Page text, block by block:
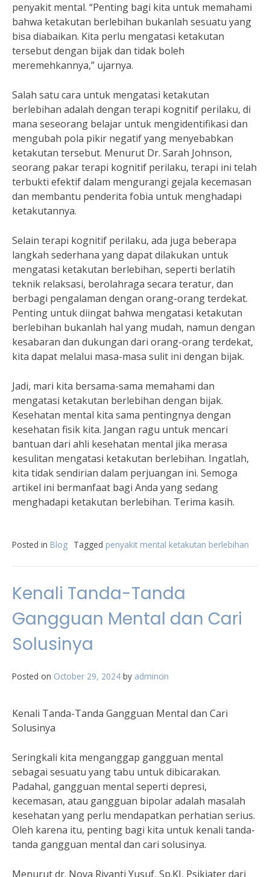
penyakit mental. “Penting bagi kita untuk memahami
bahwa ketakutan berlebihan bukanlah sesuatu yang
bisa diabaikan. Kita perlu mengatasi ketakutan
tersebut dengan bijak dan tidak boleh
meremehkannya,” ujarnya.
Salah satu cara untuk mengatasi ketakutan
berlebihan adalah dengan terapi kognitif perilaku, di
mana seseorang belajar untuk mengidentifikasi dan
mengubah pola pikir negatif yang menyebabkan
ketakutan tersebut. Menurut Dr. Sarah Johnson,
seorang pakar terapi kognitif perilaku, terapi ini telah
terbukti efektif dalam mengurangi gejala kecemasan
dan membantu penderita fobia untuk menghadapi
ketakutannya.
Selain terapi kognitif perilaku, ada juga beberapa
langkah sederhana yang dapat dilakukan untuk
mengatasi ketakutan berlebihan, seperti berlatih
teknik relaksasi, berolahraga secara teratur, dan
berbagi pengalaman dengan orang-orang terdekat.
Penting untuk diingat bahwa mengatasi ketakutan
berlebihan bukanlah hal yang mudah, namun dengan
kesabaran dan dukungan dari orang-orang terdekat,
kita dapat melalui masa-masa sulit ini dengan bijak.
Jadi, mari kita bersama-sama memahami dan
mengatasi ketakutan berlebihan dengan bijak.
Kesehatan mental kita sama pentingnya dengan
kesehatan fisik kita. Jangan ragu untuk mencari
bantuan dari ahli kesehatan mental jika merasa
kesulitan mengatasi ketakutan berlebihan. Ingatlah,
kita tidak sendirian dalam perjuangan ini. Semoga
artikel ini bermanfaat bagi Anda yang sedang
menghadapi ketakutan berlebihan. Terima kasih.
Posted in Blog Tagged penyakit mental ketakutan berlebihan
Kenali Tanda-Tanda
Gangguan Mental dan Cari
Solusinya
Posted on October 29, 2024 by admincin
Kenali Tanda-Tanda Gangguan Mental dan Cari
Solusinya
Seringkali kita menganggap gangguan mental
sebagai sesuatu yang tabu untuk dibicarakan.
Padahal, gangguan mental seperti depresi,
kecemasan, atau gangguan bipolar adalah masalah
kesehatan yang perlu mendapatkan perhatian serius.
Oleh karena itu, penting bagi kita untuk kenali tanda-
tanda gangguan mental dan cari solusinya.
Menurut dr. Nova Riyanti Yusuf, Sp.KJ, Psikiater dari